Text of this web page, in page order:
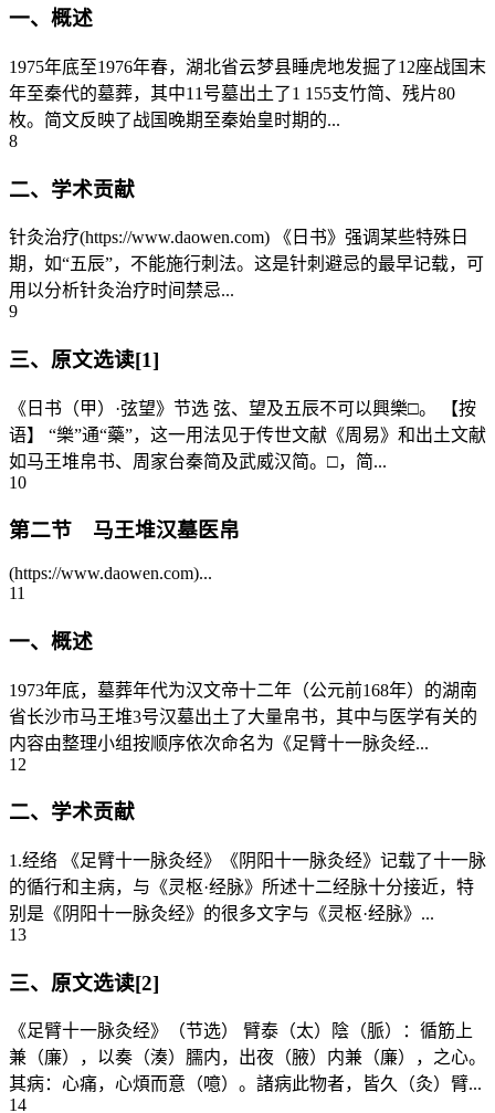
一、概述
1975年底至1976年春，湖北省云梦县睡虎地发掘了12座战国末
年至秦代的墓葬，其中11号墓出土了1 155支竹简、残片80
枚。简文反映了战国晚期至秦始皇时期的...
8
二、学术贡献
针灸治疗(https://www.daowen.com) 《日书》强调某些特殊日
期，如“五辰”，不能施行刺法。这是针刺避忌的最早记载，可
用以分析针灸治疗时间禁忌...
9
三、原文选读[1]
《日书（甲）·弦望》节选 弦、望及五辰不可以興樂□。 【按
语】 “樂”通“藥”，这一用法见于传世文献《周易》和出土文献
如马王堆帛书、周家台秦简及武威汉简。□，简...
10
第二节 马王堆汉墓医帛
(https://www.daowen.com)...
11
一、概述
1973年底，墓葬年代为汉文帝十二年（公元前168年）的湖南
省长沙市马王堆3号汉墓出土了大量帛书，其中与医学有关的
内容由整理小组按顺序依次命名为《足臂十一脉灸经...
12
二、学术贡献
1.经络 《足臂十一脉灸经》《阴阳十一脉灸经》记载了十一脉
的循行和主病，与《灵枢·经脉》所述十二经脉十分接近，特
别是《阴阳十一脉灸经》的很多文字与《灵枢·经脉》...
13
三、原文选读[2]
《足臂十一脉灸经》（节选） 臂泰（太）陰（脈）：循筋上
兼（廉），以奏（湊）臑内，出夜（腋）内兼（廉），之心。
其病：心痛，心煩而意（噫）。諸病此物者，皆久（灸）臂...
14